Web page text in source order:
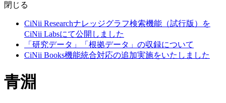
閉じる
CiNii Researchナレッジグラフ検索機能（試行版）を
CiNii Labsにて公開しました
「研究データ」「根拠データ」の収録について
CiNii Books機能統合対応の追加実施をいたしました
青淵